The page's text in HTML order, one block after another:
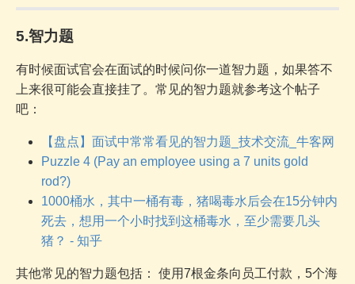
5.智力题
有时候面试官会在面试的时候问你一道智力题，如果答不
上来很可能会直接挂了。常见的智力题就参考这个帖子
吧：
【盘点】面试中常常看见的智力题_技术交流_牛客网
Puzzle 4 (Pay an employee using a 7 units gold
rod?)
1000桶水，其中一桶有毒，猪喝毒水后会在15分钟内
死去，想用一个小时找到这桶毒水，至少需要几头
猪？ - 知乎
其他常见的智力题包括： 使用7根金条向员工付款，5个海